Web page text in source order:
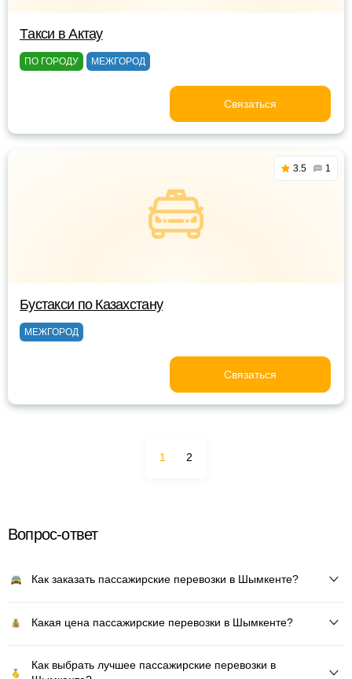
Tакси в Актау
ПО ГОРОДУ МЕЖГОРОД
Связаться
3.5 1
Бустакси по Казахстану
МЕЖГОРОД
Связаться
1 2
Вопрос-ответ
Как заказать пассажирские перевозки в Шымкенте?
Какая цена пассажирские перевозки в Шымкенте?
Как выбрать лучшее пассажирские перевозки в